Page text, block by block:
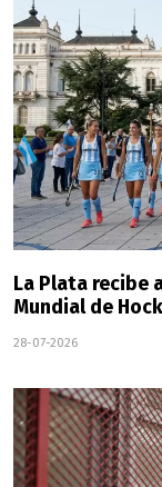
La Plata recibe
Mundial de
28-07-2026